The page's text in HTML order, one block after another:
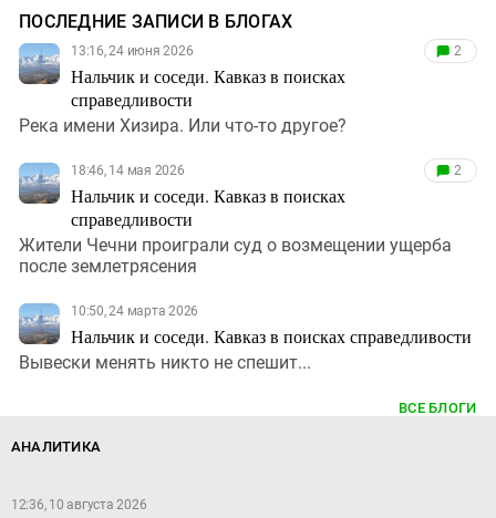
ПОСЛЕДНИЕ ЗАПИСИ В БЛОГАХ
13:16, 24 июня 2026
Нальчик и соседи. Кавказ в поисках
справедливости
2
Река имени Хизира. Или что-то другое?
18:46, 14 мая 2026
Нальчик и соседи. Кавказ в поисках
справедливости
2
Жители Чечни проиграли суд о возмещении ущерба
после землетрясения
10:50, 24 марта 2026
Нальчик и соседи. Кавказ в поисках справедливости
Вывески менять никто не спешит...
ВСЕ БЛОГИ
АНАЛИТИКА
12:36, 10 августа 2026